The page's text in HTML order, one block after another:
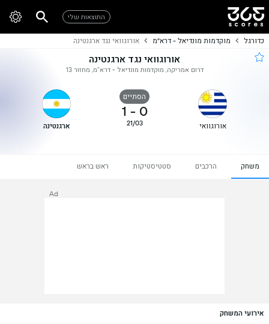
התוצאות שלי
כדורגל מוקדמות מונדיאל - דרא"מ אורוגוואי נגד ארגנטינה
אורוגוואי נגד ארגנטינה
דרום אמריקה, מוקדמות מונדיאל - דרא"מ, מחזור 13
אורוגוואי
הסתיים
0
-
1
21/03 ארגנטינה
משחק הרכבים סטטיסטיקות ראש בראש
Ad
אירועי המשחק